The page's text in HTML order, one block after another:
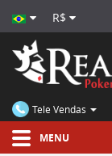
R$
Tele Vendas
MENU